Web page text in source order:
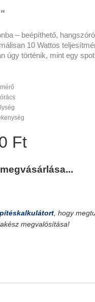
– beépíthető,
10 Wattos
úgy történik, mint egy
Ft
, hogy
megvalósítása!